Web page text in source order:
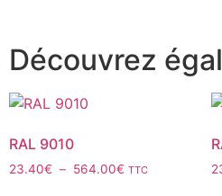
Découvrez
RAL 9010
23.40€ – 564.00€ TTC